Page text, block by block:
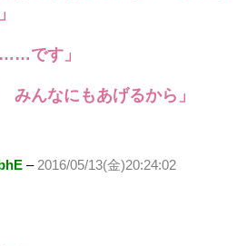
です」
んなにもあげるから」
–2016/05/13(金)20:24:02